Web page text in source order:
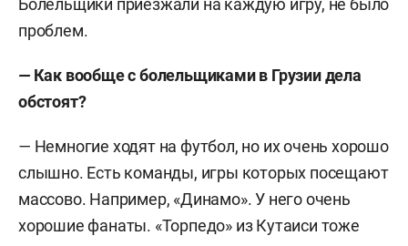
Болельщики приезжали на каждую игру, не было
проблем.
—Как вообще с болельщиками в Грузии дела
обстоят?
— Немногие ходят на футбол, но их очень хорошо
слышно. Есть команды, игры которых посещают
массово. Например, «Динамо». У него очень
хорошие фанаты. «Торпедо» из Кутаиси тоже